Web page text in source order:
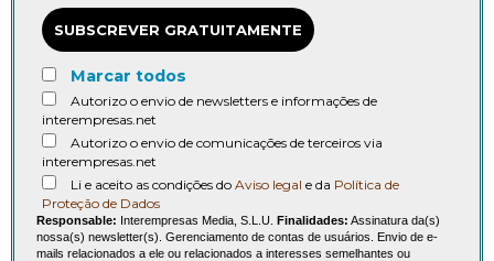
SUBSCREVER GRATUITAMENTE
Marcar todos
Autorizo o envio de newsletters e informações de
interempresas.net
Autorizo o envio de comunicações de terceiros via
interempresas.net
Li e aceito as condições do Aviso legal e da Política de
Proteção de Dados
Responsable: Interempresas Media, S.L.U. Finalidades: Assinatura da(s)
nossa(s) newsletter(s). Gerenciamento de contas de usuários. Envio de e-
mails relacionados a ele ou relacionados a interesses semelhantes ou